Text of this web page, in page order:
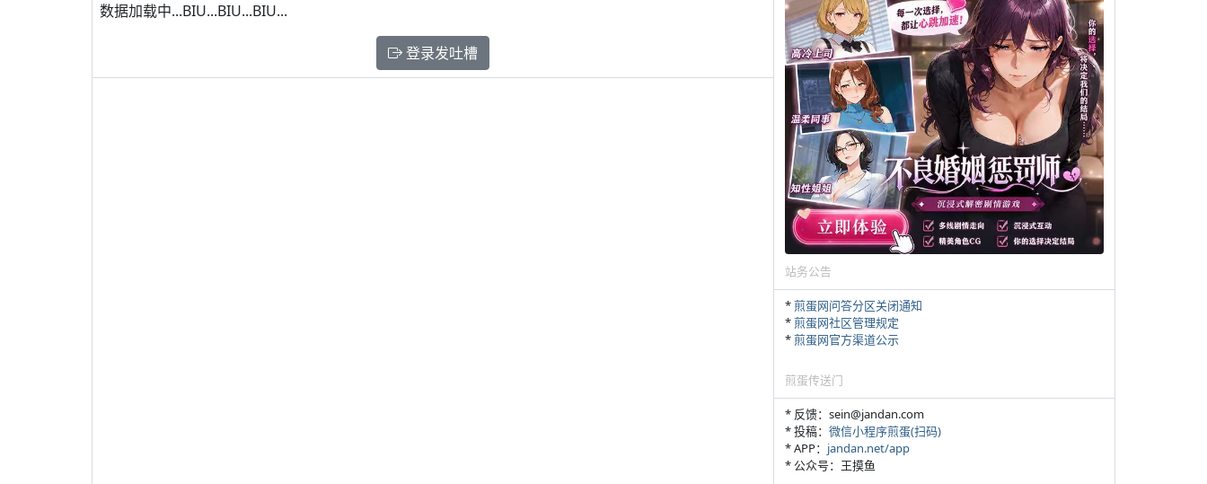
数据加载中...BIU...BIU...BIU...
登录发吐槽
站务公告
*煎蛋网问答分区关闭通知
*煎蛋网社区管理规定
*煎蛋网官方渠道公示
煎蛋传送门
* 反馈：sein@jandan.com
* 投稿： 微信小程序煎蛋(扫码)
* APP： jandan.net/app
* 公众号：王摸鱼